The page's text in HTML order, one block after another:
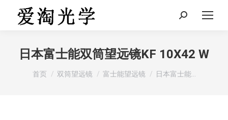
Search:
日本富士能双筒望远镜KF 10X42 W
您在这里：
首页 双筒望远镜 富士能望远镜 日本富士能…